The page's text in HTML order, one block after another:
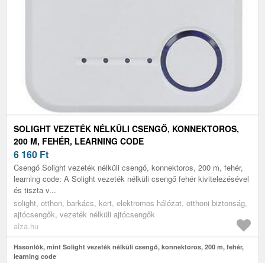
SOLIGHT VEZETÉK NÉLKÜLI CSENGŐ, KONNEKTOROS,
200 M, FEHÉR, LEARNING CODE
6 160 Ft
Csengő Solight vezeték nélküli csengő, konnektoros, 200 m, fehér,
learning code: A Solight vezeték nélküli csengő fehér kivitelezésével
és tiszta v...
solight, otthon, barkács, kert, elektromos hálózat, otthoni biztonság,
ajtócsengők, vezeték nélküli ajtócsengők
alza.hu
Hasonlók, mint Solight vezeték nélküli csengő, konnektoros, 200 m, fehér,
learning code